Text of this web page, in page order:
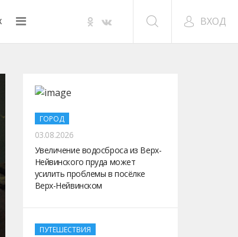
ВХОД
ГОРОД
03.08.2026
Увеличение водосброса из Верх-
Нейвинского пруда может
усилить проблемы в посёлке
Верх-Нейвинском
ПУТЕШЕСТВИЯ